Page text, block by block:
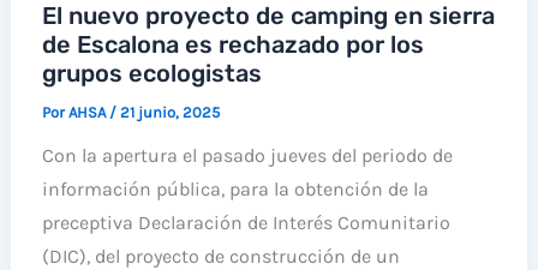
El nuevo proyecto de camping en sierra
de Escalona es rechazado por los
grupos ecologistas
PorAHSA / 21 junio, 2025
Con la apertura el pasado jueves del periodo de
información pública, para la obtención de la
preceptiva Declaración de Interés Comunitario
(DIC), del proyecto de construcción de un